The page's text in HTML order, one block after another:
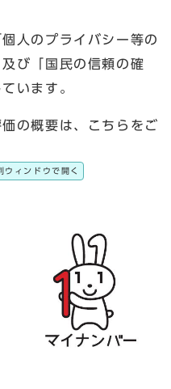
人のプライバシー等の
び「国民の信頼の確
います。
の概要は、こちらをご
ウィンドウで開く